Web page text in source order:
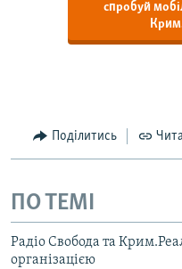
спробуй
Поділитись
ПО ТЕМІ
Радіо Свобода та
організацією